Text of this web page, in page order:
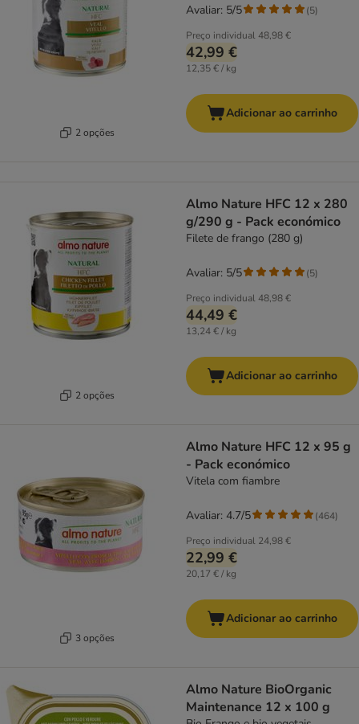
2 opções
Preço individual48,98 €
42,99 €
12,35 € / kg
Avaliar: 5/5 (5)
Adicionar ao carrinho
2 opções
Almo Nature HFC 12 x 280
g/290 g - Pack económico
Filete de frango (280 g)
Preço individual48,98 €
44,49 €
13,24 € / kg
Avaliar: 5/5 (5)
Adicionar ao carrinho
3 opções
Almo Nature HFC 12 x 95 g
- Pack económico
Vitela com fiambre
Preço individual 24,98 €
22,99 €
20,17 € / kg
Avaliar: 4.7/5 (464)
Adicionar ao carrinho
Almo Nature BioOrganic
Maintenance 12 x 100 g